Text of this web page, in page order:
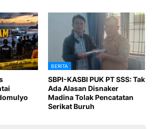
BERITA
SBPI-KASBI PUK PT SSS: Tak
Ada Alasan Disnaker
Madina Tolak Pencatatan
Serikat Buruh